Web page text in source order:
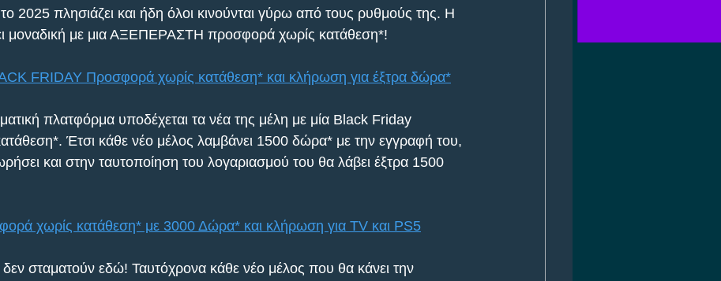
2025 πλησιάζει και ήδη όλοι κινούνται γύρω από τους ρυθμούς της. Η
μοναδική με μια ΑΞΕΠΕΡΑΣΤΗ προσφορά χωρίς κατάθεση*!
FRIDAY Προσφορά χωρίς κατάθεση* και κλήρωση για έξτρα δώρα*
πλατφόρμα υποδέχεται τα νέα της μέλη με μία Black Friday
Έτσι κάθε νέο μέλος λαμβάνει 1500 δώρα* με την εγγραφή του,
και στην ταυτοποίηση του λογαριασμού του θα λάβει έξτρα 1500
χωρίς κατάθεση* με 3000 Δώρα* και κλήρωση για ΤV και PS5
σταματούν εδώ! Ταυτόχρονα κάθε νέο μέλος που θα κάνει την